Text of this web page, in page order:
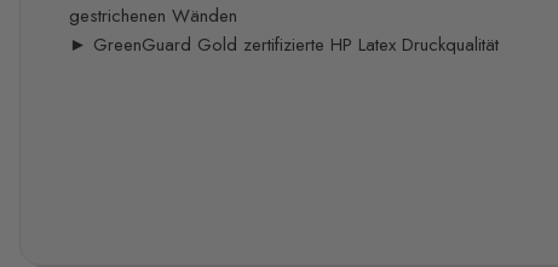
gestrichenen Wänden
► GreenGuard Gold zertifizierte HP Latex Druckqualität